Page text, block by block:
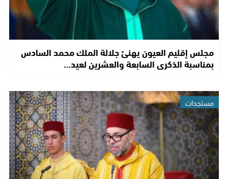
مجلس إقليم العيون يهنئ جلالة الملك محمد السادس
بمناسبة الذكرى السابعة والعشرين لعيد…
مستجدات